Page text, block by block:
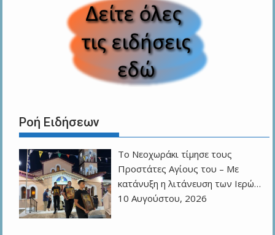
Ροή Ειδήσεων
Το Νεοχωράκι τίμησε τους
Προστάτες Αγίους του – Με
κατάνυξη η λιτάνευση των Ιερώ…
10 Αυγούστου, 2026